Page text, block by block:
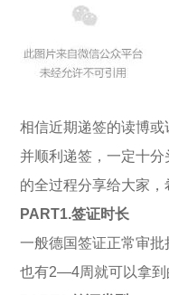
相信近期递签的读博
并顺利递签，一定十分
的全过程分享给大家，
PART1.签证时长
一般德国签证正常审
也有2—4周就可以拿到